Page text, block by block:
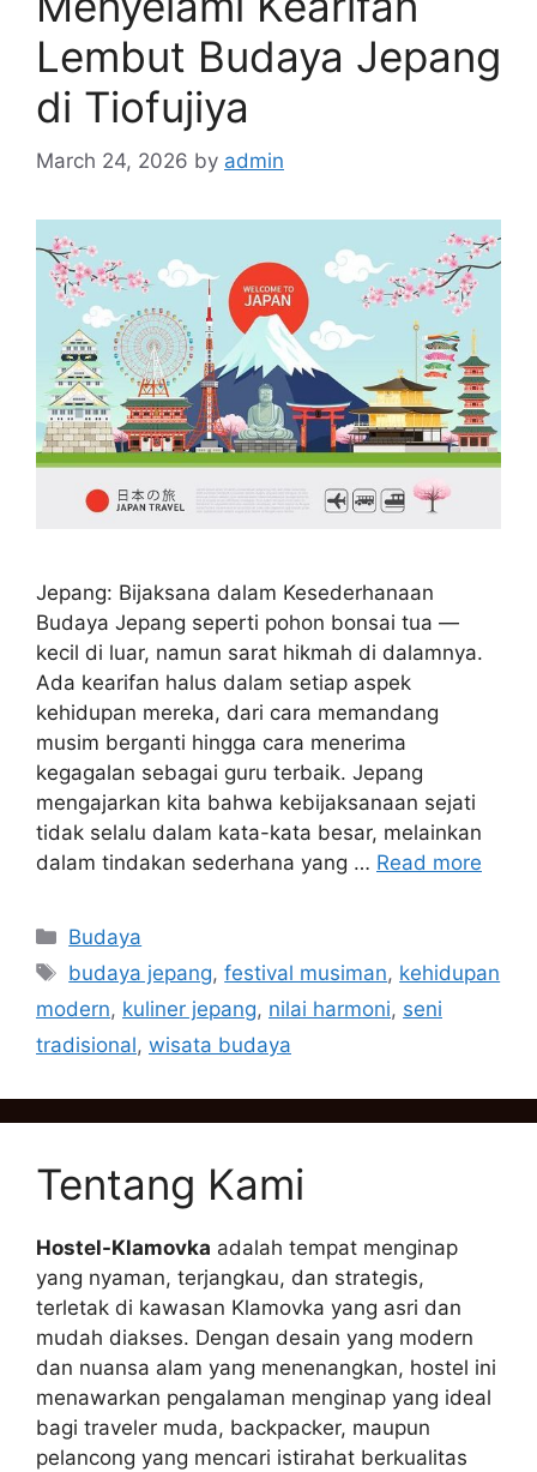
Lembut Budaya Jepang
di Tiofujiya
March 24, 2026 by admin
Jepang: Bijaksana dalam Kesederhanaan
Budaya Jepang seperti pohon bonsai tua —
kecil di luar, namun sarat hikmah di dalamnya.
Ada kearifan halus dalam setiap aspek
kehidupan mereka, dari cara memandang
musim berganti hingga cara menerima
kegagalan sebagai guru terbaik. Jepang
mengajarkan kita bahwa kebijaksanaan sejati
tidak selalu dalam kata-kata besar, melainkan
dalam tindakan sederhana yang … Read more
Categories
Budaya
Tags
budaya jepang,festival musiman, kehidupan
modern, kuliner jepang, nilai harmoni, seni
tradisional, wisata budaya
Tentang Kami
Hostel-Klamovka adalah tempat menginap
yang nyaman, terjangkau, dan strategis,
terletak di kawasan Klamovka yang asri dan
mudah diakses. Dengan desain yang modern
dan nuansa alam yang menenangkan, hostel ini
menawarkan pengalaman menginap yang ideal
bagi traveler muda, backpacker, maupun
pelancong yang mencari istirahat berkualitas